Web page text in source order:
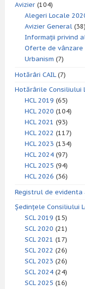
Avizier (104)
Alegeri Locale
Avizier General (38)
Informații privind
Oferte de vânzare
Urbanism (7)
Hotărâri CAIL(7)
Hotărârile Consiliului
HCL 2019 (65)
HCL 2020 (104)
HCL 2021 (93)
HCL 2022 (117)
HCL 2023 (134)
HCL 2024 (97)
HCL 2025 (94)
HCL 2026 (36)
Registrul de
Ședințele Consiliului
SCL 2019 (15)
SCL 2020 (21)
SCL 2021 (17)
SCL 2022 (26)
SCL 2023 (26)
SCL 2024 (24)
SCL 2025 (16)